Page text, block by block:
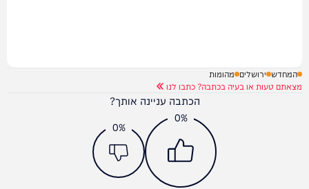
המחדש ירושלים מהומות
מצאתם טעות או בעיה בכתבה? כתבו לנו
הכתבה עניינה אותך?
0%
0%